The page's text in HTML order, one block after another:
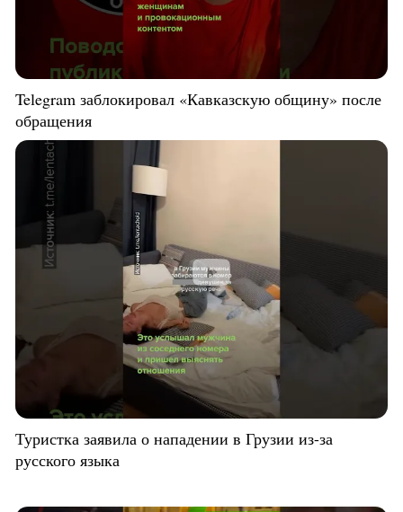
Telegram заблокировал «Кавказскую общину» после
обращения
Туристка заявила о нападении в Грузии из-за
русского языка